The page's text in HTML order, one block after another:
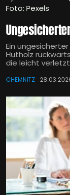
Foto: Pexels
Ein
Hutholz
die leicht
CHEMNITZ